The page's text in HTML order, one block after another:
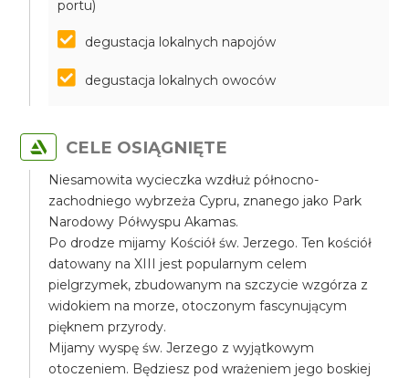
portu)
degustacja lokalnych napojów
degustacja lokalnych owoców
CELE OSIĄGNIĘTE
Niesamowita wycieczka wzdłuż północno-
zachodniego wybrzeża Cypru, znanego jako Park
Narodowy Półwyspu Akamas.
Po drodze mijamy Kościół św. Jerzego. Ten kościół
datowany na XIII jest popularnym celem
pielgrzymek, zbudowanym na szczycie wzgórza z
widokiem na morze, otoczonym fascynującym
pięknem przyrody.
Mijamy wyspę św. Jerzego z wyjątkowym
otoczeniem. Będziesz pod wrażeniem jego boskiej